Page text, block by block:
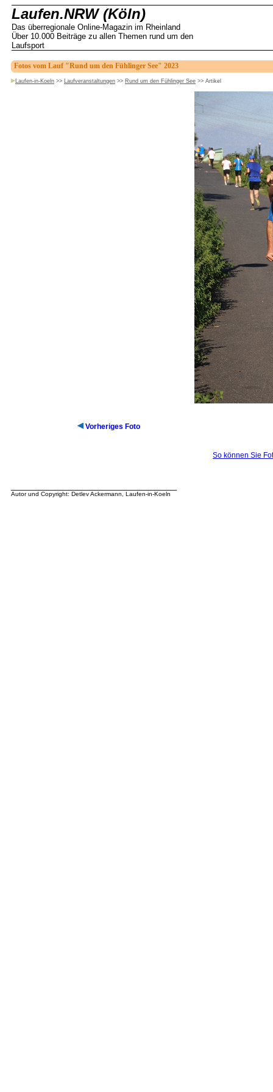
Laufen.NRW (Köln)
Das überregionale Online-Magazin im Rheinland
Über 10.000 Beiträge zu allen Themen rund um den
Laufsport
Fotos vom Lauf "Rund um den Fühlinger See" 2023
Laufen-in-Koeln >> Laufveranstaltungen >> Rund um den Fühlinger See >> Artikel
Vorheriges Foto
So können Sie
Autor und Copyright: Detlev Ackermann, Laufen-in-Koeln